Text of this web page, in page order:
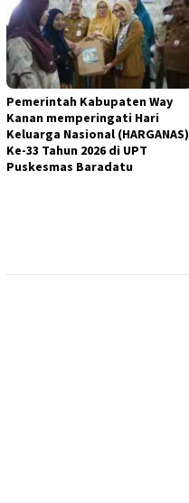
Pemerintah Kabupaten Way
Kanan memperingati Hari
Keluarga Nasional (HARGANAS)
Ke-33 Tahun 2026 di UPT
Puskesmas Baradatu